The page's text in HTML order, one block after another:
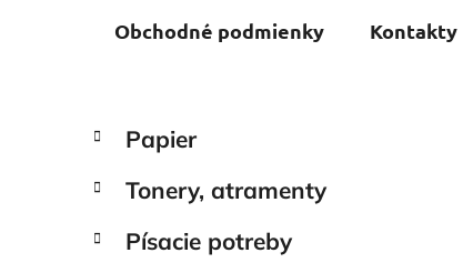
Obchodné podmienky Kontakty
B
č
ý
kategórie
K
a
e
ó
Papier
Tonery, atramenty
Písacie potreby